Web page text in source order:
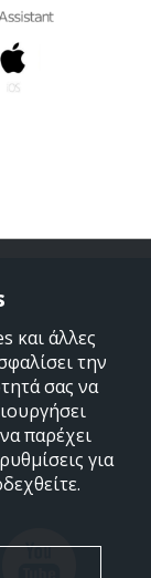
και άλλες
την
σας να
παρέχει
για